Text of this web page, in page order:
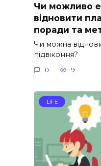
Чи можливо
відновити
поради та
Чи можна
підвіконня?
0 9
LIFE